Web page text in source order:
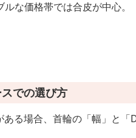
な価格帯では合皮が中心。
での選び方
る場合、首輪の「幅」と「